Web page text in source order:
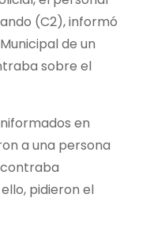
(C2), informó
de un
sobre el
en
a una persona
pidieron el